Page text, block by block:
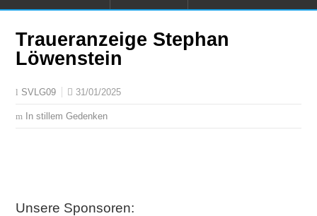
Traueranzeige Stephan
Löwenstein
SVLG09 31/01/2025
In stillem Gedenken
Unsere Sponsoren: